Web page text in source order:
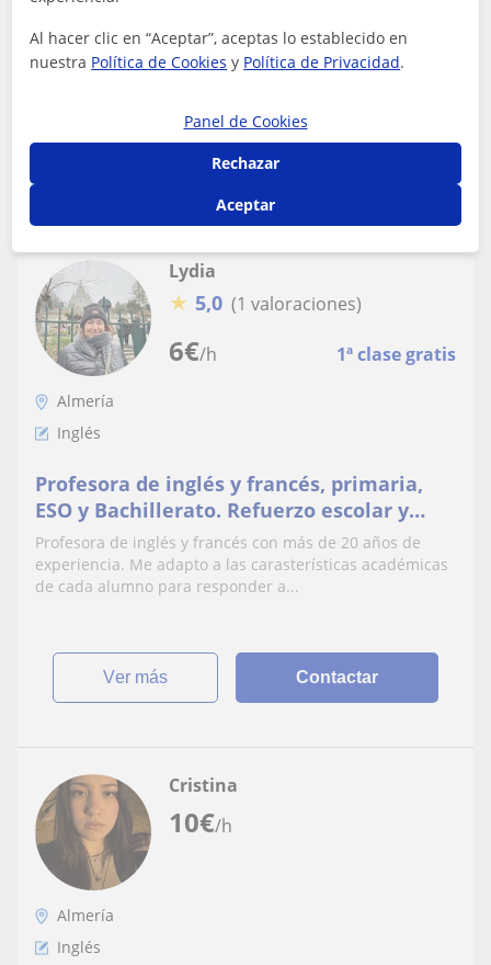
Me considero una persona paciente, empática y activa.
Me gusta emplear una metodología activa basada en el
diálogo y en el uso de contenido...
6€/h 1ª clase gratis
Lydia
★ 5,0 (1 valoraciones)
Almería
Inglés
Profesora de inglés y francés, primaria,
ESO y Bachillerato. Refuerzo escolar y
preparación de títulos oficiales
Profesora de inglés y francés con más de 20 años de
experiencia. Me adapto a las carasterísticas académicas
de cada alumno para responder a...
ver más Contactar
10€/h
Cristina
Almería
Inglés
Al hacer clic en “Aceptar”, aceptas lo establecido en
nuestra Política de Cookies y Política de Privacidad.
Panel de Cookies
Rechazar
Aceptar